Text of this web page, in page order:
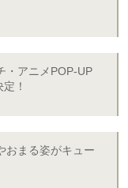
・アニメPOP-UP
！
おまる姿がキュー